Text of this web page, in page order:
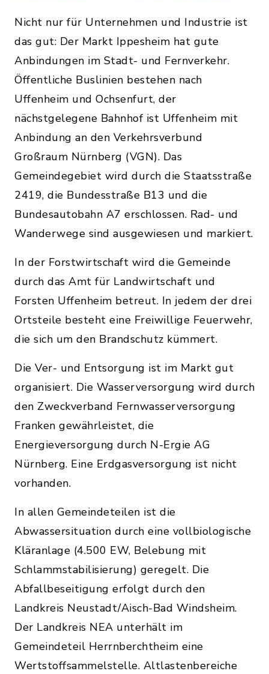
Nicht nur für Unternehmen und Industrie ist
das gut: Der Markt Ippesheim hat gute
Anbindungen im Stadt- und Fernverkehr.
Öffentliche Buslinien bestehen nach
Uffenheim und Ochsenfurt, der
nächstgelegene Bahnhof ist Uffenheim mit
Anbindung an den Verkehrsverbund
Großraum Nürnberg (VGN). Das
Gemeindegebiet wird durch die Staatsstraße
2419, die Bundesstraße B13 und die
Bundesautobahn A7 erschlossen. Rad- und
Wanderwege sind ausgewiesen und markiert.
In der Forstwirtschaft wird die Gemeinde
durch das Amt für Landwirtschaft und
Forsten Uffenheim betreut. In jedem der drei
Ortsteile besteht eine Freiwillige Feuerwehr,
die sich um den Brandschutz kümmert.
Die Ver- und Entsorgung ist im Markt gut
organisiert. Die Wasserversorgung wird durch
den Zweckverband Fernwasserversorgung
Franken gewährleistet, die
Energieversorgung durch N-Ergie AG
Nürnberg. Eine Erdgasversorgung ist nicht
vorhanden.
In allen Gemeindeteilen ist die
Abwassersituation durch eine vollbiologische
Kläranlage (4.500 EW, Belebung mit
Schlammstabilisierung) geregelt. Die
Abfallbeseitigung erfolgt durch den
Landkreis Neustadt/Aisch-Bad Windsheim.
Der Landkreis NEA unterhält im
Gemeindeteil Herrnberchtheim eine
Wertstoffsammelstelle. Altlastenbereiche